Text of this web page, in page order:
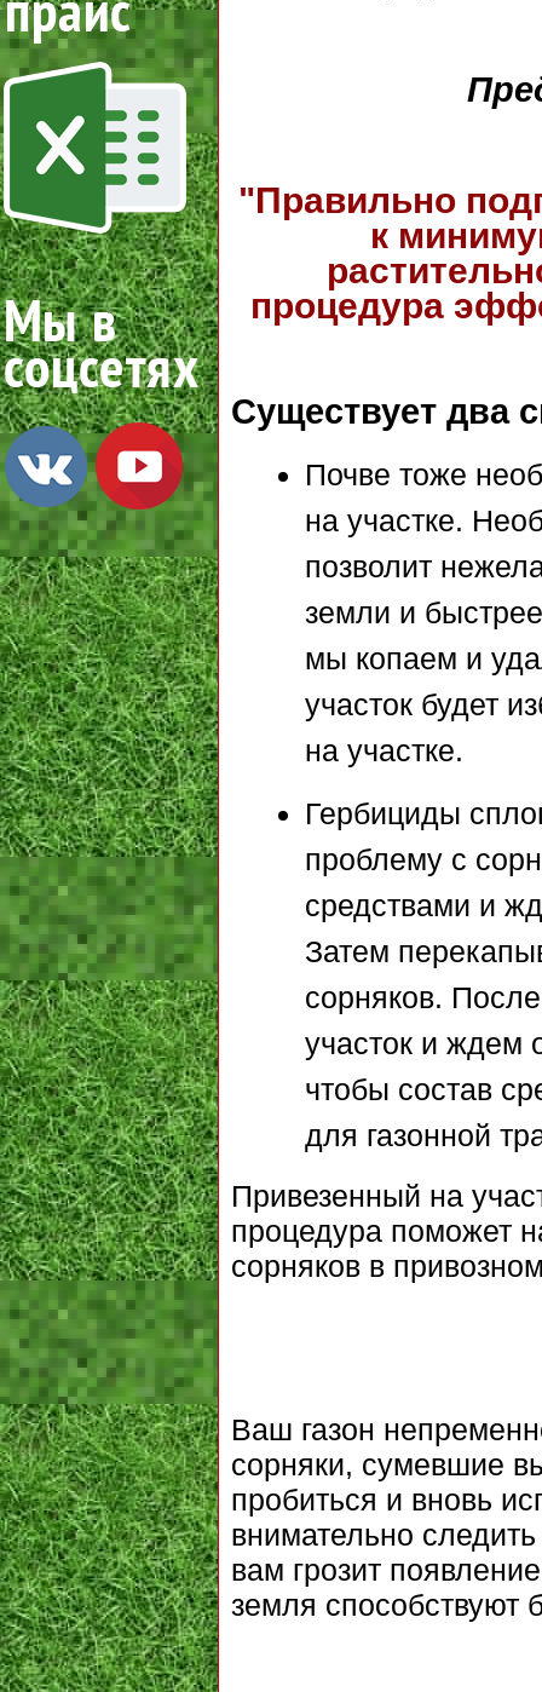
"Правильно
к
процедура
Существует два
Почве тоже
на участке.
позволит
земли и
мы копаем и
участок будет
на участке.
Гербициды
проблему с
средствами и
Затем
сорняков.
участок и ждем
чтобы состав
для газонной
Привезенный на
процедура поможет
сорняков в
Ваш газон
сорняки, сумевшие
пробиться и вновь
внимательно
вам грозит
земля способствуют